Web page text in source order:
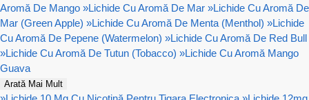
Aromă De Mango »Lichide Cu Aromă De Mar »Lichide Cu Aromă De
Mar (Green Apple) »Lichide Cu Aromă De Menta (Menthol) »Lichide
Cu Aromă De Pepene (Watermelon) »Lichide Cu Aromă De Red Bull
»Lichide Cu Aromă De Tutun (Tobacco) »Lichide Cu Aromă Mango
Guava
Arată Mai Mult